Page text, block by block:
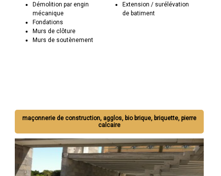
Démolition par engin
mécanique
Fondations
Murs de clôture
Murs de soutènement
Extension / surélévation
de batiment
maçonnerie de construction, agglos, bio brique, briquette, pierre
calcaire